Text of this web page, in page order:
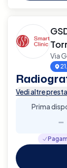
Via
Vedi altre
Prima
-